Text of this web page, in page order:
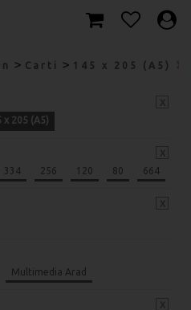
> Carti > 145 x 205 (A5)
x 205 (A5)
334 256 120 80 664
Multimedia Arad